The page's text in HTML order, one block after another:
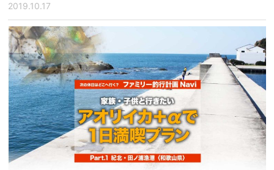
2019.10.17